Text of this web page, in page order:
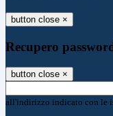
button close ×
Recupero
button close ×
all'indirizzo indicato con le